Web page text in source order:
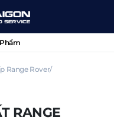
Range Rover
RANGE